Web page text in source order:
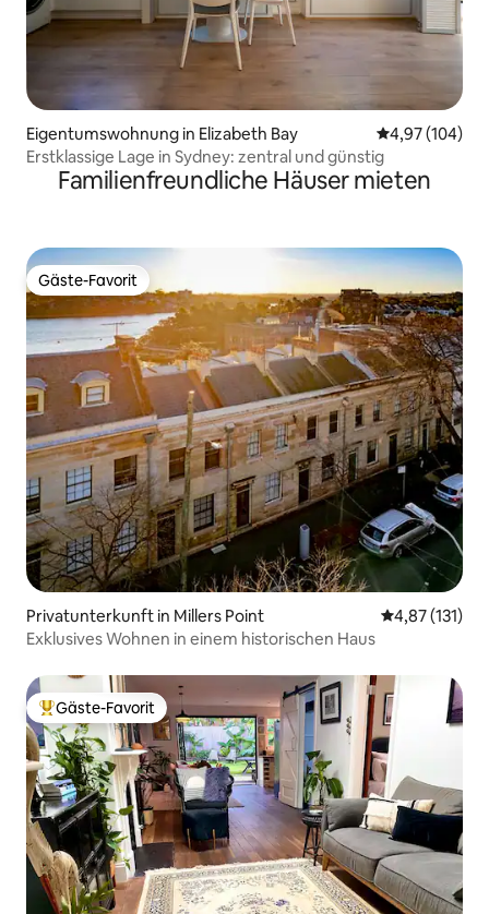
Eigentumswohnung in Elizabeth Bay
4,97 (104)
Erstklassige Lage in Sydney: zentral und günstig
Familienfreundliche Häuser mieten
Gäste-Favorit
Gäste-Favorit
Privatunterkunft in Millers Point
4,87 (131)
Exklusives Wohnen in einem historischen Haus
Beliebter Gäste-Favorit.
Gäste-Favorit